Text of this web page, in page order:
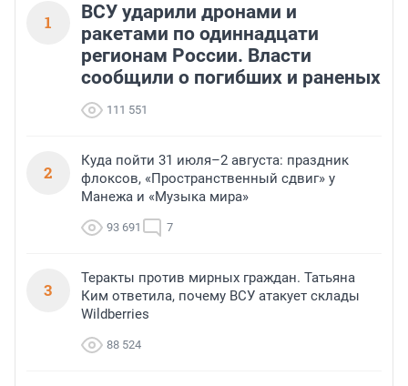
1
ВСУ ударили дронами и
ракетами по одиннадцати
регионам России. Власти
сообщили о погибших и раненых
111 551
2
Куда пойти 31 июля–2 августа: праздник
флоксов, «Пространственный сдвиг» у
Манежа и «Музыка мира»
93 691 7
3
Теракты против мирных граждан. Татьяна
Ким ответила, почему ВСУ атакует склады
Wildberries
88 524